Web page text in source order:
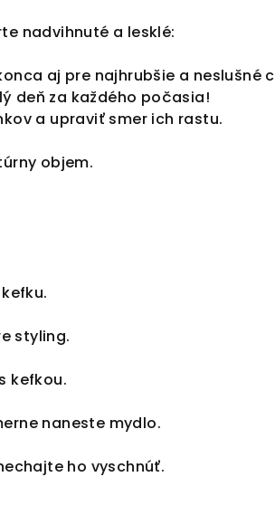
nadvihnuté a lesklé:
aj pre najhrubšie a neslušné
deň za každého počasia!
a upraviť smer ich rastu.
objem.
styling.
kefkou.
naneste mydlo.
ho vyschnúť.